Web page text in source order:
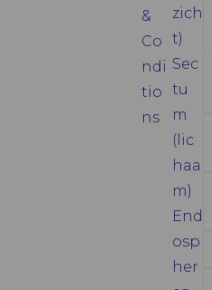
&
Co
ndi
tio
ns
zich
t)
Sec
tu
m
(lic
haa
m)
End
osp
her